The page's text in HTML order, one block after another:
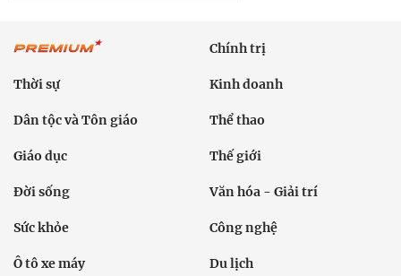
Chính trị
Thời sự Kinh doanh
Dân tộc và Tôn giáo Thể thao
Giáo dục Thế giới
Đời sống Văn hóa - Giải trí
Sức khỏe Công nghệ
Ô tô xe máy Du lịch